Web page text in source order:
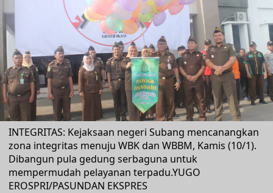
INTEGRITAS: Kejaksaan negeri Subang mencanangkan
zona integritas menuju WBK dan WBBM, Kamis (10/1).
Dibangun pula gedung serbaguna untuk
mempermudah pelayanan terpadu.YUGO
EROSPRI/PASUNDAN EKSPRES